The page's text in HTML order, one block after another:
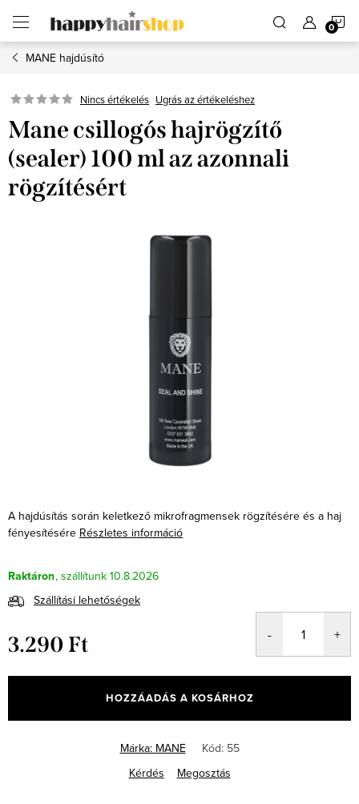
fő
tartalomhozMANE hajdúsító
Nincs értékelés Ugrás az értékeléshez
Mane csillogós hajrögzítő
(sealer) 100 ml az azonnali
rögzítésért
A hajdúsítás során keletkező mikrofragmensek rögzítésére és a haj
fényesítésére Részletes információ
Raktáron
10.8.2026
Szállítási lehetőségek
3.290 Ft
HOZZÁADÁS A KOSÁRHOZ
Márka: MANE Kód: 55
Kérdés
Megosztás